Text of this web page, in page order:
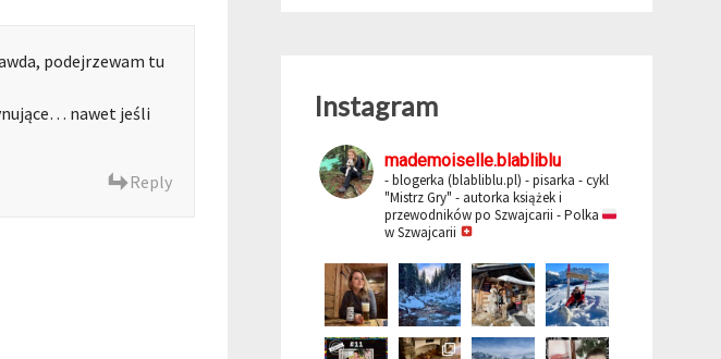
podejrzewam tu
nawet jeśli
Reply
Instagram
mademoiselle.blabliblu
- blogerka (blabliblu.pl) - pisarka - cykl
"Mistrz Gry" - autorka książek i
przewodników po Szwajcarii - Polka
w Szwajcarii